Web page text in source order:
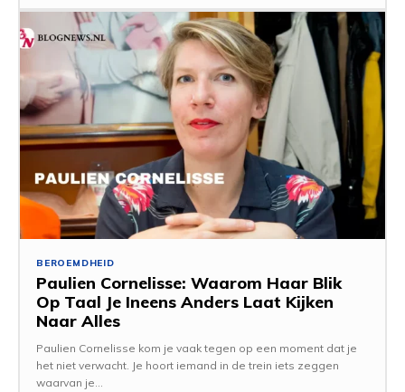
BEROEMDHEID
Paulien Cornelisse: Waarom Haar Blik
Op Taal Je Ineens Anders Laat Kijken
Naar Alles
Paulien Cornelisse kom je vaak tegen op een moment dat je
het niet verwacht. Je hoort iemand in de trein iets zeggen
waarvan je...